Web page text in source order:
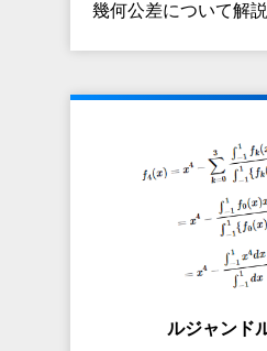
幾何公差について解
ルジャンド